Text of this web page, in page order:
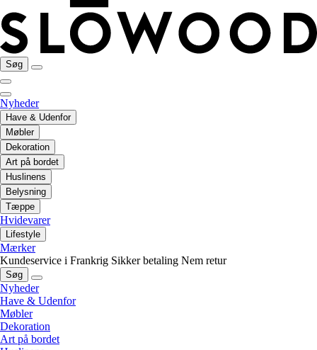
Søg
Nyheder
Have & Udenfor
Møbler
Dekoration
Art på bordet
Huslinens
Belysning
Tæppe
Hvidevarer
Lifestyle
Mærker
Kundeservice i Frankrig Sikker betaling Nem retur
Søg
Nyheder
Have & Udenfor
Møbler
Dekoration
Art på bordet